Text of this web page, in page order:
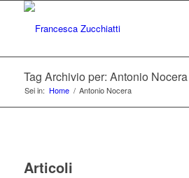
Tag Archivio per: Antonio Nocera
Sei in: Home / Antonio Nocera
Articoli